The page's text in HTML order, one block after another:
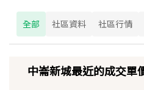
全部 社區資料 社區行情
中崙新城最近的成交單